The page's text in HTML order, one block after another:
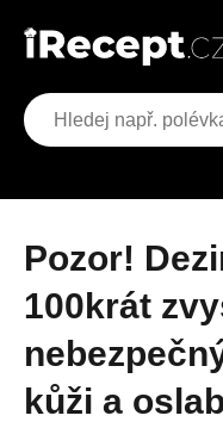
Pozor! Dezinfekce rukou
100krát
kůži a